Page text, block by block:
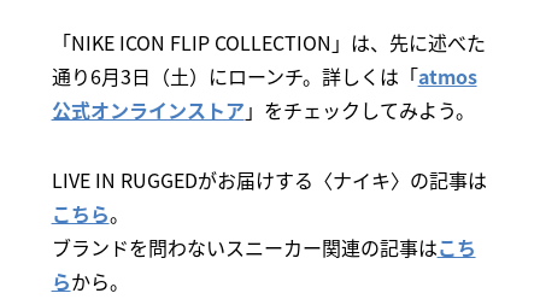
「NIKE ICON FLIP COLLECTION」は、先に述べた
通り6月3日（土）にローンチ。詳しくは「atmos
公式オンラインストア 」をチェックしてみよう。
LIVE IN RUGGEDがお届けする〈ナイキ〉の記事は
こちら。
ブランドを問わないスニーカー関連の記事はこち
らから。